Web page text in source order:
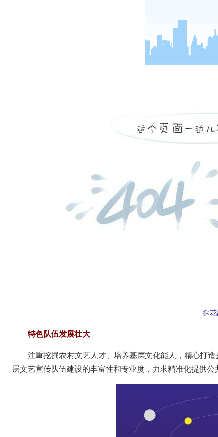
探花
特色队伍发展壮大
注重挖掘农村文艺人才、培养基层文化能人，精心打造
层文艺宣传队伍建设的丰富性和专业度，力求精准化提供